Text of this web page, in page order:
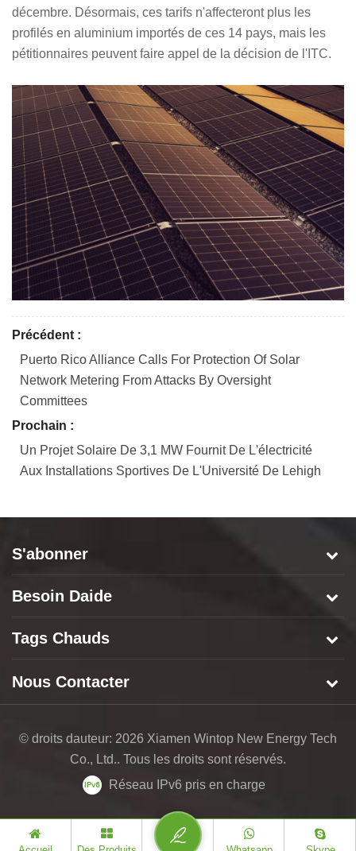
décembre. Désormais, ces tarifs n'affecteront plus les
profilés en aluminium importés de ces 14 pays, mais les
pétitionnaires peuvent faire appel de la décision de l'ITC.
Précédent :
Puerto Rico Alliance Calls For Protection Of Solar
Network Metering From Attacks By Oversight
Committees
Prochain :
Un Projet Solaire De 3,1 MW Fournit De L'électricité
Aux Installations Sportives De L'Université De Lehigh
S'abonner
Besoin Daide
Tags Chauds
Nous Contacter
© droits dauteur: 2026 Xiamen Wintop New Energy Tech
Co., Ltd.. Tous les droits sont réservés.
Réseau IPv6 pris en charge